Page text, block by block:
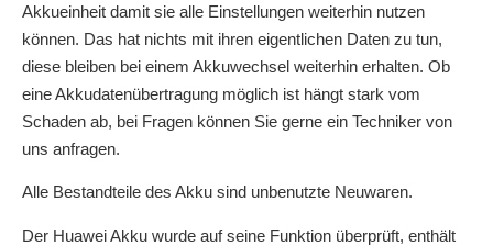
Akkueinheit damit sie alle Einstellungen weiterhin nutzen
können. Das hat nichts mit ihren eigentlichen Daten zu tun,
diese bleiben bei einem Akkuwechsel weiterhin erhalten. Ob
eine Akkudatenübertragung möglich ist hängt stark vom
Schaden ab, bei Fragen können Sie gerne ein Techniker von
uns anfragen.
Alle Bestandteile des Akku sind unbenutzte Neuwaren.
Der Huawei Akku wurde auf seine Funktion überprüft, enthält